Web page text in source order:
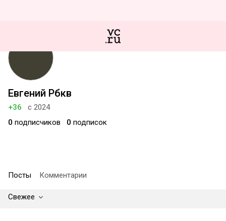
Евгений Рбкв
+36
с 2024
0 подписчиков 0 подписок
Посты Комментарии
Свежее